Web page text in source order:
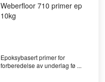
Weberfloor 710 primer ep
10kg
Epoksybasert primer for
forberedelse av underlag fø ...